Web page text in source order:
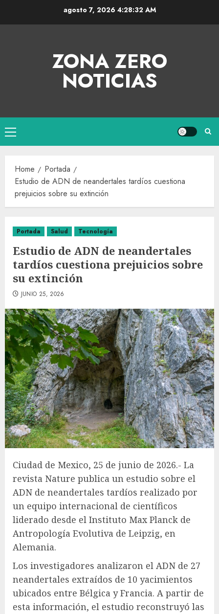
agosto 7, 2026 4:28:32 AM
ZONA ZERO
NOTICIAS
Home
Portada
Estudio de ADN de neandertales tardíos cuestiona
prejuicios sobre su extinción
Portada Salud Tecnología
Estudio de ADN de neandertales
tardíos cuestiona prejuicios sobre
su extinción
JUNIO 25, 2026
Ciudad de Mexico, 25 de junio de 2026.- La
revista Nature publica un estudio sobre el
ADN de neandertales tardíos realizado por
un equipo internacional de científicos
liderado desde el Instituto Max Planck de
Antropología Evolutiva de Leipzig, en
Alemania.
Los investigadores analizaron el ADN de 27
neandertales extraídos de 10 yacimientos
ubicados entre Bélgica y Francia. A partir de
esta información, el estudio reconstruyó las